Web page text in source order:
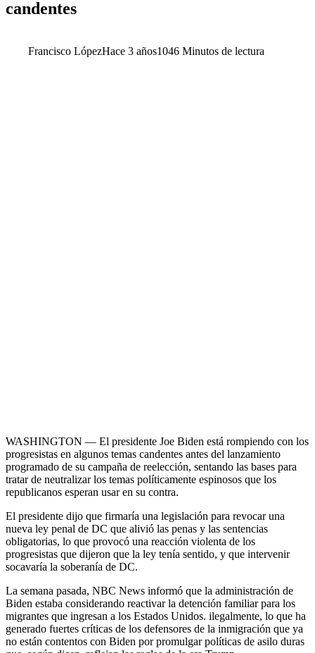
candentes
Francisco LópezHace 3 años1046 Minutos de lectura
WASHINGTON — El presidente Joe Biden está rompiendo con los
progresistas en algunos temas candentes antes del lanzamiento
programado de su campaña de reelección, sentando las bases para
tratar de neutralizar los temas políticamente espinosos que los
republicanos esperan usar en su contra.
El presidente dijo que firmaría una legislación para revocar una
nueva ley penal de DC que alivió las penas y las sentencias
obligatorias, lo que provocó una reacción violenta de los
progresistas que dijeron que la ley tenía sentido, y que intervenir
socavaría la soberanía de DC.
La semana pasada, NBC News informó que la administración de
Biden estaba considerando reactivar la detención familiar para los
migrantes que ingresan a los Estados Unidos. ilegalmente, lo que ha
generado fuertes críticas de los defensores de la inmigración que ya
no están contentos con Biden por promulgar políticas de asilo duras